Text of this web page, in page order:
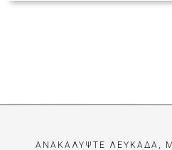
ΑΝΑΚΑΛΥΨΤΕ ΛΕΥΚΑΔΑ,